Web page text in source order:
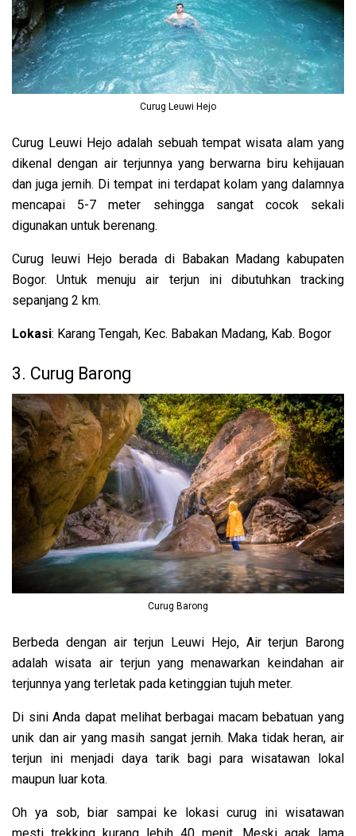
Curug Leuwi Hejo
Curug Leuwi Hejo adalah sebuah tempat wisata alam yang
dikenal dengan air terjunnya yang berwarna biru kehijauan
dan juga jernih. Di tempat ini terdapat kolam yang dalamnya
mencapai 5-7 meter sehingga sangat cocok sekali
digunakan untuk berenang.
Curug leuwi Hejo berada di Babakan Madang kabupaten
Bogor. Untuk menuju air terjun ini dibutuhkan tracking
sepanjang 2 km.
Lokasi: Karang Tengah, Kec. Babakan Madang, Kab. Bogor
3. Curug Barong
Curug Barong
Berbeda dengan air terjun Leuwi Hejo, Air terjun Barong
adalah wisata air terjun yang menawarkan keindahan air
terjunnya yang terletak pada ketinggian tujuh meter.
Di sini Anda dapat melihat berbagai macam bebatuan yang
unik dan air yang masih sangat jernih. Maka tidak heran, air
terjun ini menjadi daya tarik bagi para wisatawan lokal
maupun luar kota.
Oh ya sob, biar sampai ke lokasi curug ini wisatawan